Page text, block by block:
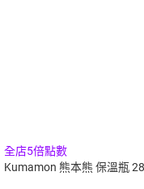
全店5倍點數
Kumamon 熊本熊 保溫瓶